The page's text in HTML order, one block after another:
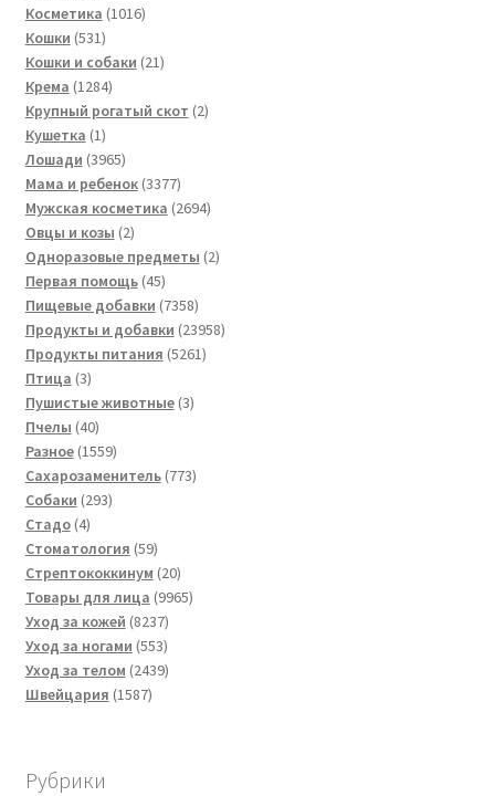
товар
Косметика 10161016
Кошки 531531
товар
Кошки и собаки 2121
Крема 12841284
товара
Крупный рогатый скот 22
Кушетка 11
товар
Лошади 39653965
товаров
Мама и ребенок 33773377
товаров
Мужская косметика 26942694
Овцы и козы 22
товара
Одноразовые предметы 22
Первая помощь 4545
товаров
Пищевые добавки 73587358
товаров
Продукты и добавки 2395823958
Продукты питания 52615261
Птица 33
товара
Пушистые животные 33
Пчелы 4040
товаров
Разное 15591559
товаров
Сахарозаменитель 773773
Собаки 293293
Стадо 44
товара
Стоматология 5959
товаров
Стрептококкинум 2020
товаров
Товары для лица 99659965
Уход за кожей 82378237
товаров
Уход за ногами 553553
товара
Уход за телом 24392439
Швейцария 15871587
Рубрики